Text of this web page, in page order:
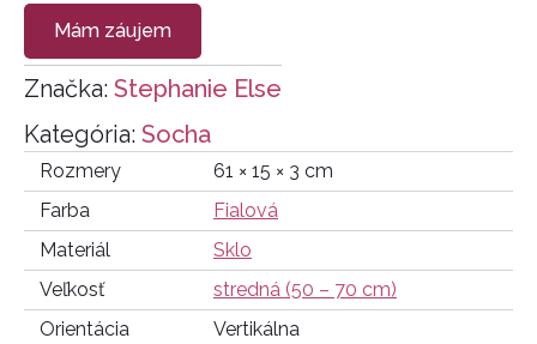
Mám záujem
Kategória: Socha
Značka: Stephanie Else
Rozmery
61 × 15 × 3 cm
Farba
Fialová
Materiál
Sklo
Veľkosť
stredná (50 – 70 cm)
Orientácia
Vertikálna